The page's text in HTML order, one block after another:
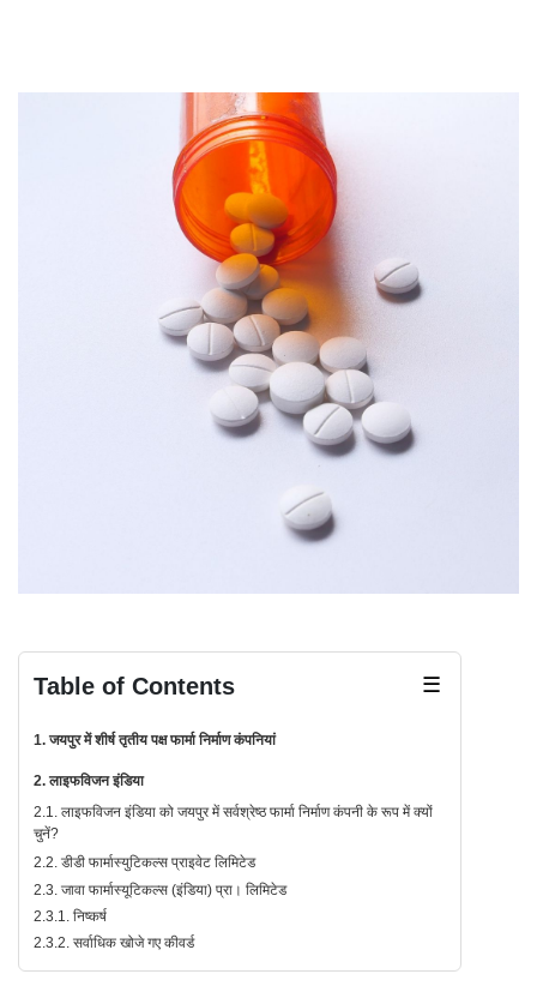
Table of Contents ☰
1. जयपुर में शीर्ष तृतीय पक्ष फार्मा निर्माण कंपनियां
2. लाइफविजन इंडिया
2.1. लाइफविजन इंडिया को जयपुर में सर्वश्रेष्ठ फार्मा निर्माण कंपनी के रूप में क्यों
चुनें?
2.2. डीडी फार्मास्युटिकल्स प्राइवेट लिमिटेड
2.3. जावा फार्मास्यूटिकल्स (इंडिया) प्रा। लिमिटेड
2.3.1. निष्कर्ष
2.3.2. सर्वाधिक खोजे गए कीवर्ड